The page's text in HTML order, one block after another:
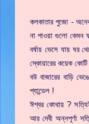
কলকাতার পুজো -
না পাওয়া গুলো কেমন
বর্ষায় ভেসে যায় ঘর
স্কোয়ারের কয়েক কোটি
বউ বাজারের বাড়ি
প্যান্ডেল !
ঈশ্বর কোথায় ?
আর দেবী অন্নপূর্ণা